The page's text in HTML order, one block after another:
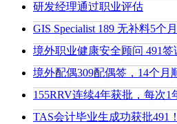
研发经理通过职业评估
GIS Specialist 189 无补料5个
境外职业健康安全顾问 491签
境外配偶309配偶签，14个月
155RRV连续4年获批，每次1
TAS会计毕业生成功获批491！